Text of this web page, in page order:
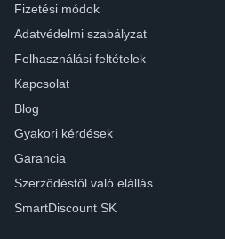
Fizetési módok
Adatvédelmi szabályzat
Felhasználási feltételek
Kapcsolat
Blog
Gyakori kérdések
Garancia
Szerződéstől való elállás
SmartDiscount SK